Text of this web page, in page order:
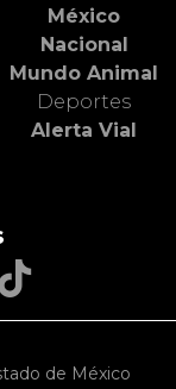
México
Nacional
Mundo Animal
Deportes
Alerta Vial
de México